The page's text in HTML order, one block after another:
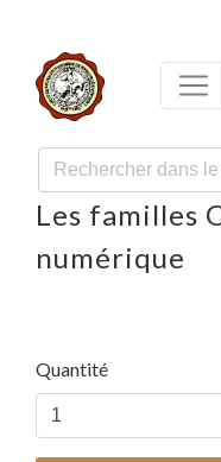
Les familles
numérique
Quantité